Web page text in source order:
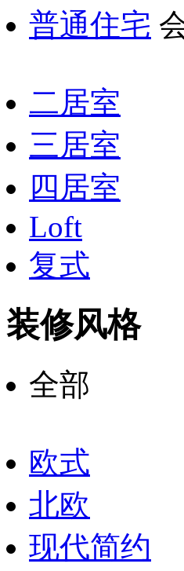
普通住宅
二居室
三居室
四居室
Loft
复式
装修风格
全部
欧式
北欧
现代简约